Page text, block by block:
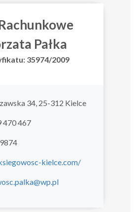
Pałka
35974/2009
34, 25-312 Kielce
470 467
kielce.com/